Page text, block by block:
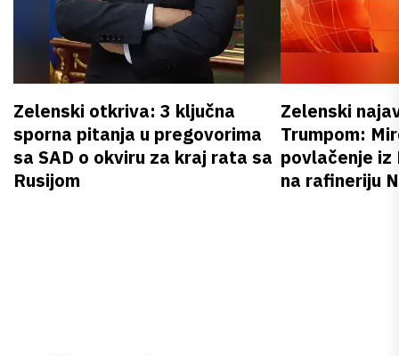
Zelenski otkriva: 3 ključna
sporna pitanja u pregovorima
sa SAD o okviru za kraj rata sa
Rusijom
Zelenski
Trumpom:
povlačenje iz
na rafineriju